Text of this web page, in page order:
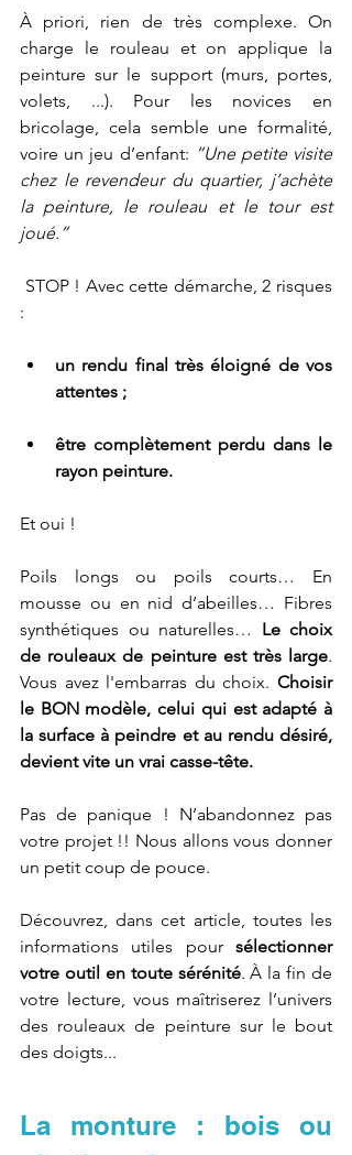
À priori, rien de très complexe. On
charge le rouleau et on applique la
peinture sur le support (murs, portes,
volets, ...). Pour les novices en
bricolage, cela semble une formalité,
voire un jeu d’enfant: ”Une petite visite
chez le revendeur du quartier, j’achète
la peinture, le rouleau et le tour est
joué.”
:
un rendu final très éloigné de vos
attentes ;
être complètement perdu dans le
rayon peinture.
Et oui !
Poils longs ou poils courts… En
mousse ou en nid d’abeilles… Fibres
synthétiques ou naturelles… Le choix
de rouleaux de peinture est très large.
Vous avez l'embarras du choix. Choisir
le BON modèle, celui qui est adapté à
la surface à peindre et au rendu désiré,
devient vite un vrai casse-tête.
Pas de panique ! N’abandonnez pas
votre projet !! Nous allons vous donner
un petit coup de pouce.
Découvrez, dans cet article, toutes les
informations utiles pour sélectionner
votre outil en toute sérénité. À la fin de
votre lecture, vous maîtriserez l’univers
des rouleaux de peinture sur le bout
des doigts...
La monture : bois ou